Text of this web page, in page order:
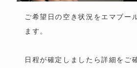
ご希望日の空き状況をエマブー
ます。
日程が確定しましたら詳細をご